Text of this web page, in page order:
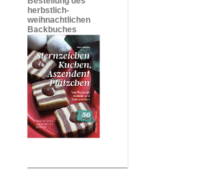
herbstlich-
weihnachtlichen
Backbuches